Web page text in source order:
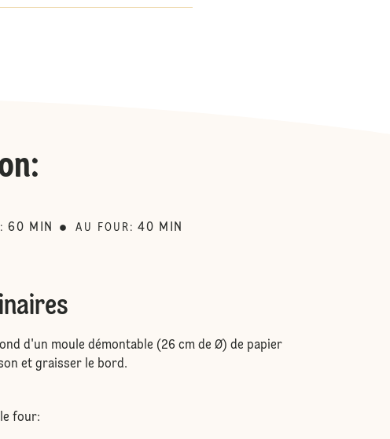
:
: 60 MIN AU FOUR : 40 MIN
d'un moule démontable (26 cm de Ø) de papier
et graisser le bord.
four: